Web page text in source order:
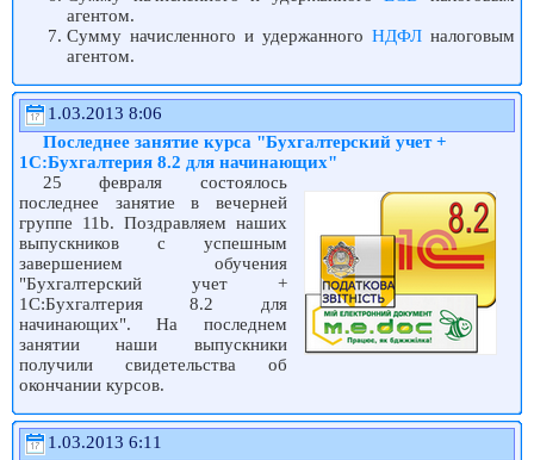
агентом.
Сумму начисленного и удержанного НДФЛ налоговым
агентом.
1.03.2013 8:06
Последнее занятие курса "Бухгалтерский учет +
1С:Бухгалтерия 8.2 для начинающих"
25 февраля состоялось
последнее занятие в вечерней
группе 11b. Поздравляем наших
выпускников с успешным
завершением обучения
"Бухгалтерский учет +
1С:Бухгалтерия 8.2 для
начинающих". На последнем
занятии наши выпускники
получили свидетельства об
окончании курсов.
1.03.2013 6:11